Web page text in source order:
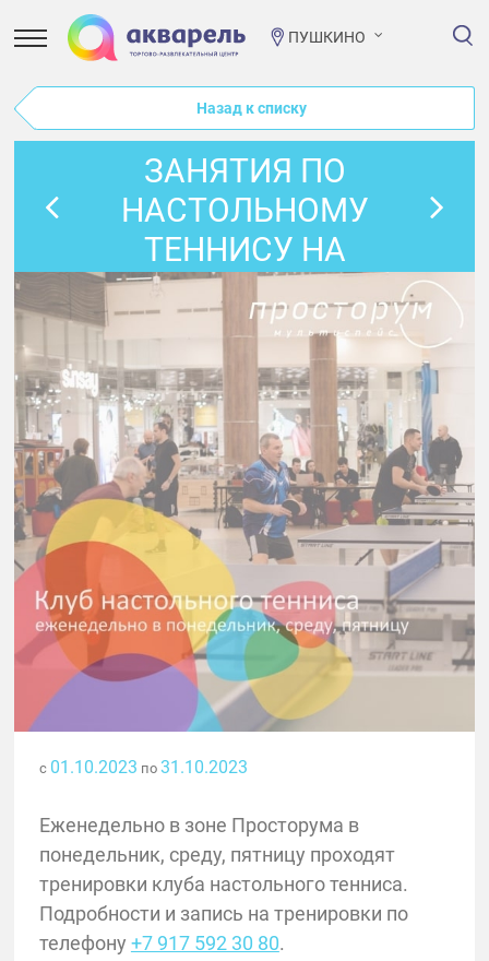
ПУШКИНО
Назад к списку
ЗАНЯТИЯ ПО
НАСТОЛЬНОМУ
ТЕННИСУ НА
ОКТЯБРЬ
с 01.10.2023 по 31.10.2023
Еженедельно в зоне Просторума в
понедельник, среду, пятницу проходят
тренировки клуба настольного тенниса.
Подробности и запись на тренировки по
телефону +7 917 592 30 80.